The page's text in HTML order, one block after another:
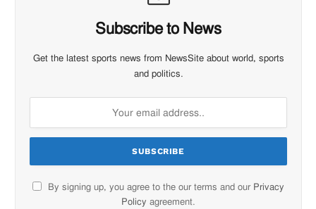
Subscribe to News
Get the latest sports news from NewsSite about world, sports
and politics.
By signing up, you agree to the our terms and our Privacy
Policy agreement.